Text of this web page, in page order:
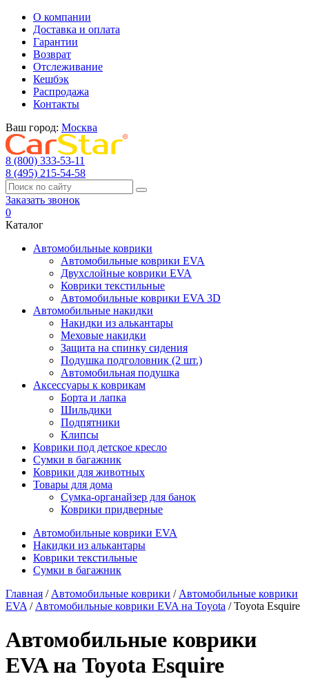
О компании
Доставка и оплата
Гарантии
Возврат
Отслеживание
Кешбэк
Распродажа
Контакты
Ваш город: Москва
8 (800) 333-53-11
8 (495) 215-54-58
Заказать звонок
0
Каталог
Автомобильные коврики
Автомобильные коврики EVA
Двухслойные коврики EVA
Коврики текстильные
Автомобильные коврики EVA 3D
Автомобильные накидки
Накидки из алькантары
Меховые накидки
Защита на спинку сидения
Подушка подголовник (2 шт.)
Автомобильная подушка
Аксессуары к коврикам
Борта и лапка
Шильдики
Подпятники
Клипсы
Коврики под детское кресло
Сумки в багажник
Коврики для животных
Товары для дома
Сумка-органайзер для банок
Коврики придверные
Автомобильные коврики EVA
Накидки из алькантары
Коврики текстильные
Сумки в багажник
Главная / Автомобильные коврики / Автомобильные коврики
EVA / Автомобильные коврики EVA на Toyota / Toyota Esquire
Автомобильные коврики
EVA на Toyota Esquire